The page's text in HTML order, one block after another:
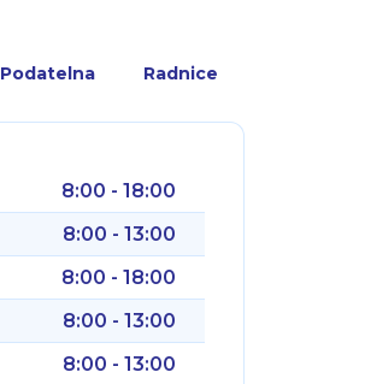
Podatelna Radnice
8:00 - 18:00
8:00 - 13:00
8:00 - 18:00
8:00 - 13:00
8:00 - 13:00